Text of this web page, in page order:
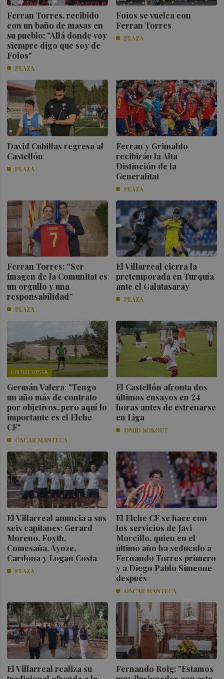
Ferran Torres, recibido
con un baño de masas en
su pueblo: "Allá donde voy
siempre digo que soy de
Foios"
PLAZA
Foios se vuelca con
Ferran Torres
PLAZA
David Cubillas regresa al
Castellón
PLAZA
Ferran y Grimaldo
recibirán la Alta
Distinción de la
Generalitat
PLAZA
Ferran Torres: “Ser
imagen de la Comunitat es
un orgullo y una
responsabilidad”
PLAZA
El Villarreal cierra la
pretemporada en Turquía
ante el Galatasaray
PLAZA
ENTREVISTA
Germán Valera: "Tengo
un año más de contrato
por objetivos, pero aquí lo
importante es el Elche
CF"
ÓSCAR MANTECA
El Castellón afronta dos
últimos ensayos en 24
horas antes de estrenarse
en Liga
OMID SOKOUT
El Villarreal anuncia a sus
seis capitanes: Gerard
Moreno, Foyth,
Comesaña, Ayoze,
Cardona y Logan Costa
PLAZA
El Elche CF se hace con
los servicios de Javi
Morcillo, quien en el
último año ha seducido a
Fernando Torres primero
y a Diego Pablo Simeone
después
ÓSCAR MANTECA
El Villarreal realiza su
Fernando Roig: "Estamos